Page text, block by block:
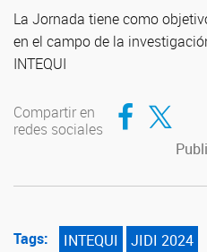
La Jornada tiene como
en el campo de la
INTEQUI
Compartir en
redes sociales
Compartir en
Compartir en
Tags: INTEQUI
JIDI 2024